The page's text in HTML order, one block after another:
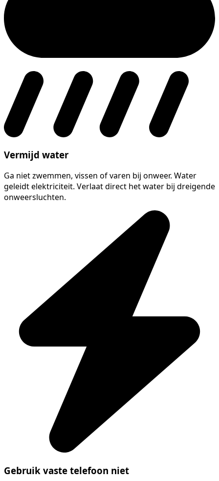
Vermijd water
Ga niet zwemmen, vissen of varen bij onweer. Water
geleidt elektriciteit. Verlaat direct het water bij dreigende
onweersluchten.
Gebruik vaste telefoon niet